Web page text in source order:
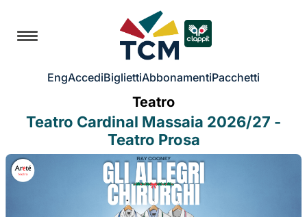
EngAccediBigliettiAbbonamentiPacchetti
Teatro
Teatro Cardinal Massaia 2026/27 -
Teatro Prosa